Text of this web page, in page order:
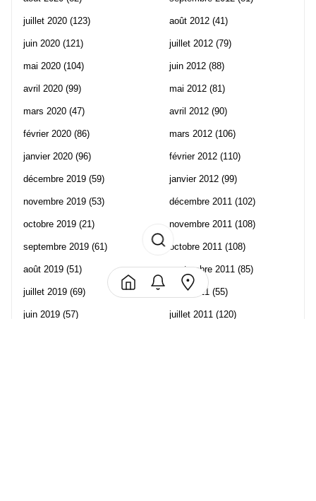
juillet 2020 (123)
juin 2020 (121)
mai 2020 (104)
avril 2020 (99)
mars 2020 (47)
février 2020 (86)
janvier 2020 (96)
décembre 2019 (59)
novembre 2019 (53)
octobre 2019 (21)
septembre 2019 (61)
août 2019 (51)
juillet 2019 (69)
juin 2019 (57)
août 2012 (41)
juillet 2012 (79)
juin 2012 (88)
mai 2012 (81)
avril 2012 (90)
mars 2012 (106)
février 2012 (110)
janvier 2012 (99)
décembre 2011 (102)
novembre 2011 (108)
octobre 2011 (108)
septembre 2011 (85)
août 2011 (55)
juillet 2011 (120)